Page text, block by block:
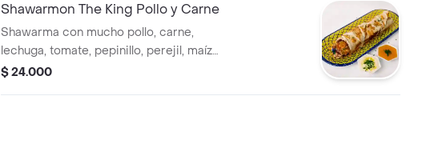
Shawarmon The King Pollo y Carne
Shawarma con mucho pollo, carne,
lechuga, tomate, pepinillo, perejil, maíz
tierno, salsa de ajo y pan árabe.
$ 24.000